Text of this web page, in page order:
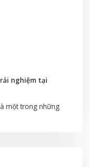
nghiệm tại
một trong những